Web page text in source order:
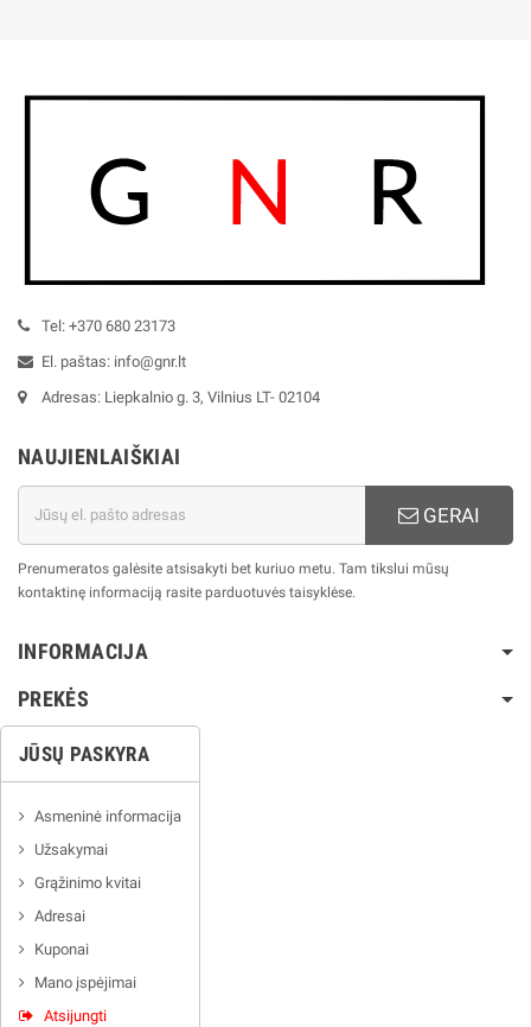
Tel: +370 680 23173
El. paštas: info@gnr.lt
Adresas: Liepkalnio g. 3, Vilnius LT- 02104
NAUJIENLAIŠKIAI
GERAI
Prenumeratos galėsite atsisakyti bet kuriuo metu. Tam tikslui mūsų
kontaktinę informaciją rasite parduotuvės taisyklėse.
INFORMACIJA
PREKĖS
JŪSŲ PASKYRA
Asmeninė informacija
Užsakymai
Grąžinimo kvitai
Adresai
Kuponai
Mano įspėjimai
Atsijungti